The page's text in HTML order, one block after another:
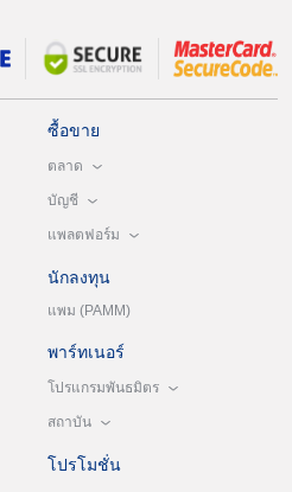
ซื้อขาย
ตลาด
บัญชี
แพลตฟอร์ม
นักลงทุน
แพม (PAMM)
พาร์ทเนอร์
โปรแกรมพันธมิตร
สถาบัน
โปรโมชั่น